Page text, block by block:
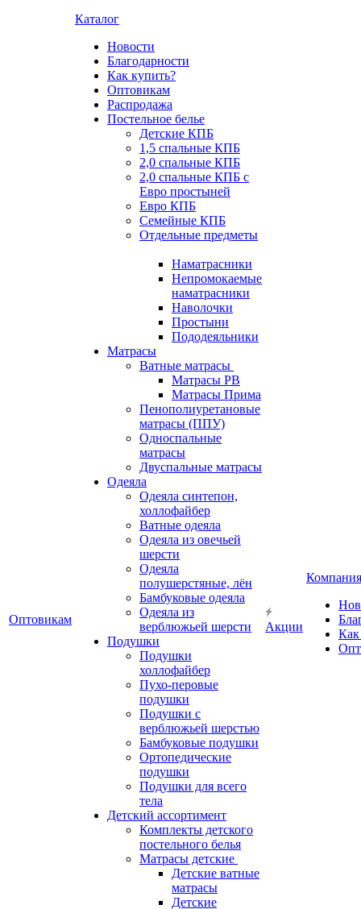
Оптовикам
Каталог
Новости
Благодарности
Как купить?
Оптовикам
Распродажа
Постельное белье
Детские КПБ
1,5 спальные КПБ
2,0 спальные КПБ
2,0 спальные КПБ с
Евро простыней
Евро КПБ
Семейные КПБ
Отдельные предметы
Наматрасники
Непромокаемые
наматрасники
Наволочки
Простыни
Пододеяльники
Матрасы
Ватные матрасы
Матрасы РВ
Матрасы Прима
Пенополиуретановые
матрасы (ППУ)
Односпальные
матрасы
Двуспальные матрасы
Одеяла
Одеяла синтепон,
холлофайбер
Ватные одеяла
Одеяла из овечьей
шерсти
Одеяла
полушерстяные, лён
Бамбуковые одеяла
Одеяла из
верблюжьей шерсти
Подушки
Подушки
холлофайбер
Пухо-перовые
подушки
Подушки с
верблюжьей шерстью
Бамбуковые подушки
Ортопедические
подушки
Подушки для всего
тела
Детский ассортимент
Комплекты детского
постельного белья
Матрасы детские
Детские ватные
матрасы
Детские
Акции
Компания
Как